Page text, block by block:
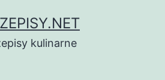
kulinarne